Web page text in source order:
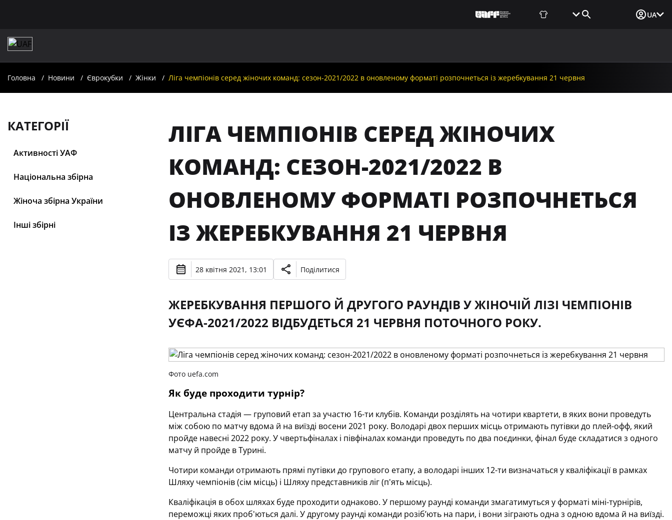
UA
Головна Новини Єврокубки Жінки Ліга чемпіонів серед жіночих команд: сезон-2021/2022 в оновленому форматі розпочнеться із жеребкування 21 червня
КАТЕГОРІЇ
Активності УАФ
Національна збірна
Жіноча збірна України
Інші збірні
ЛІГА ЧЕМПІОНІВ СЕРЕД ЖІНОЧИХ
КОМАНД: СЕЗОН-2021/2022 В
ОНОВЛЕНОМУ ФОРМАТІ РОЗПОЧНЕТЬСЯ
ІЗ ЖЕРЕБКУВАННЯ 21 ЧЕРВНЯ
28 квітня 2021, 13:01 Поділитися
ЖЕРЕБКУВАННЯ ПЕРШОГО Й ДРУГОГО РАУНДІВ У ЖІНОЧІЙ ЛІЗІ ЧЕМПІОНІВ
УЄФА-2021/2022 ВІДБУДЕТЬСЯ 21 ЧЕРВНЯ ПОТОЧНОГО РОКУ.
Фото uefa.com
Як буде проходити турнір?
Центральна стадія — груповий етап за участю 16-ти клубів. Команди розділять на чотири квартети, в яких вони проведуть
між собою по матчу вдома й на виїзді восени 2021 року. Володарі двох перших місць отримають путівки до плей-офф, який
пройде навесні 2022 року. У чвертьфіналах і півфіналах команди проведуть по два поєдинки, фінал буде складатися з одного
матчу й пройде в Турині.
Чотири команди отримають прямі путівки до групового етапу, а володарі інших 12-ти визначаться у кваліфікації в рамках
Шляху чемпіонів (сім місць) і Шляху представників ліг (п'ять місць).
Кваліфікація в обох шляхах буде проходити однаково. У першому раунді команди змагатимуться у форматі міні-турнірів,
переможці яких проб'ються далі. У другому раунді команди розіб’ють на пари, і вони зіграють одна з одною вдома й на виїзді.